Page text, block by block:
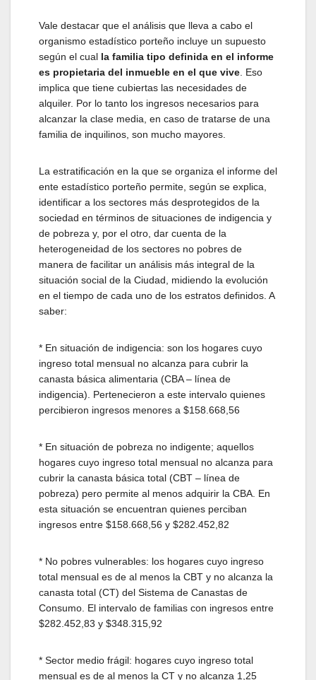
Vale destacar que el análisis que lleva a cabo el
organismo estadístico porteño incluye un supuesto
según el cual la familia tipo definida en el informe
es propietaria del inmueble en el que vive . Eso
implica que tiene cubiertas las necesidades de
alquiler. Por lo tanto los ingresos necesarios para
alcanzar la clase media, en caso de tratarse de una
familia de inquilinos, son mucho mayores.
La estratificación en la que se organiza el informe del
ente estadístico porteño permite, según se explica,
identificar a los sectores más desprotegidos de la
sociedad en términos de situaciones de indigencia y
de pobreza y, por el otro, dar cuenta de la
heterogeneidad de los sectores no pobres de
manera de facilitar un análisis más integral de la
situación social de la Ciudad, midiendo la evolución
en el tiempo de cada uno de los estratos definidos. A
saber:
* En situación de indigencia: son los hogares cuyo
ingreso total mensual no alcanza para cubrir la
canasta básica alimentaria (CBA – línea de
indigencia). Pertenecieron a este intervalo quienes
percibieron ingresos menores a $158.668,56
* En situación de pobreza no indigente; aquellos
hogares cuyo ingreso total mensual no alcanza para
cubrir la canasta básica total (CBT – línea de
pobreza) pero permite al menos adquirir la CBA. En
esta situación se encuentran quienes perciban
ingresos entre $158.668,56 y $282.452,82
* No pobres vulnerables: los hogares cuyo ingreso
total mensual es de al menos la CBT y no alcanza la
canasta total (CT) del Sistema de Canastas de
Consumo. El intervalo de familias con ingresos entre
$282.452,83 y $348.315,92
* Sector medio frágil: hogares cuyo ingreso total
mensual es de al menos la CT y no alcanza 1,25